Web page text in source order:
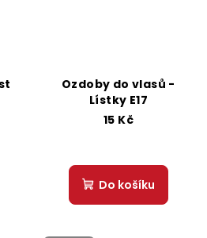
Ozdoby do vlasů -
Lístky E17
15 Kč
Do košíku